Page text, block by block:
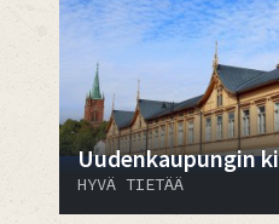
Uudenkaupungin
HYVÄ TIETÄÄ